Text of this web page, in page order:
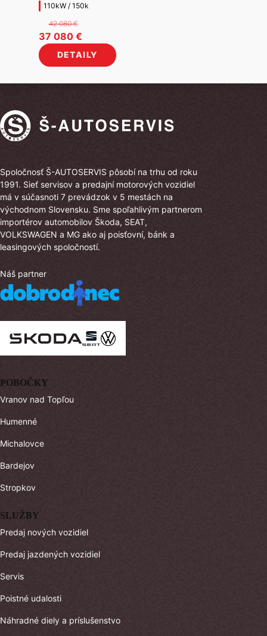
110kW / 150k
42 080€
Pôvodná
cena
bola:
37 080 €Aktuálna
cena
je:
DETAILY
Spoločnosť Š-AUTOSERVIS pôsobí na trhu od roku
1991. Sieť servisov a predajní motorových vozidiel
má v súčasnoti 7 prevádzok v 5 mestách na
východnom Slovensku. Sme spoľahlivým partnerom
importérov automobilov Škoda, SEAT,
VOLKSWAGEN a MG ako aj poisťovní, bánk a
leasingových spoločností.
Náš partner
POBOČKY
Vranov nad Topľou
Humenné
Michalovce
Bardejov
Stropkov
SLUŽBY
Predaj nových vozidiel
Predaj jazdených vozidiel
Servis
Poistné udalosti
Náhradné diely a príslušenstvo